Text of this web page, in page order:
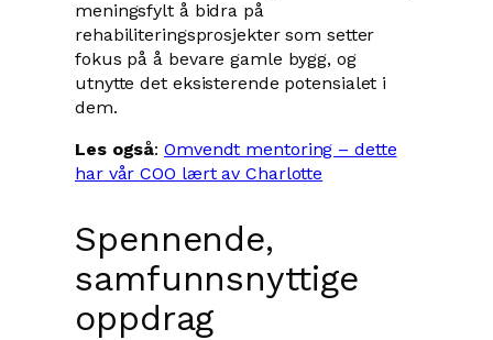
meningsfylt å bidra på
rehabiliteringsprosjekter som setter
fokus på å bevare gamle bygg, og
utnytte det eksisterende potensialet i
dem.
Les også:Omvendt mentoring – dette
har vårCOO lært av Charlotte
Spennende,
samfunnsnyttige
oppdrag